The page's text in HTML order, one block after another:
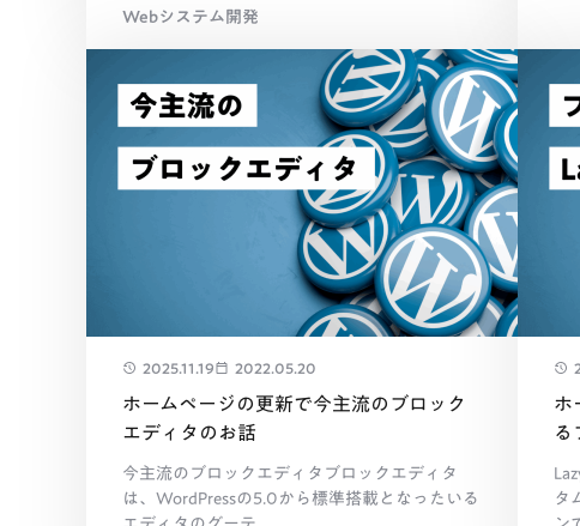
Webシステム開発
2025.11.19 2022.05.20
ホームページの更新で今主流のブロック
エディタのお話
今主流のブロックエディタブロックエディタ
は、WordPressの5.0から標準搭載となったいる
ホ
る
タ